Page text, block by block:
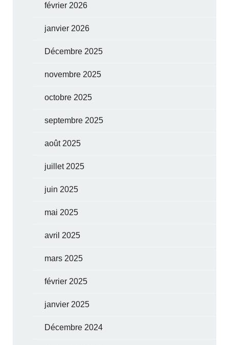
février 2026
janvier 2026
Décembre 2025
novembre 2025
octobre 2025
septembre 2025
août 2025
juillet 2025
juin 2025
mai 2025
avril 2025
mars 2025
février 2025
janvier 2025
Décembre 2024